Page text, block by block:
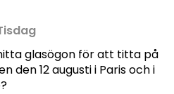
glasögon för att titta på
den 12 augusti i Paris och i